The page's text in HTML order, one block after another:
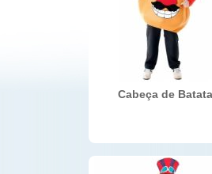
Cabeça de Batata